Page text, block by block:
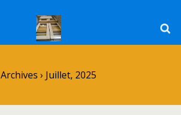
Archives › Juillet, 2025